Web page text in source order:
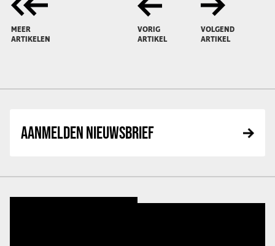
MEER
ARTIKELEN
VORIG
ARTIKEL
VOLGEND
ARTIKEL
AANMELDEN NIEUWSBRIEF